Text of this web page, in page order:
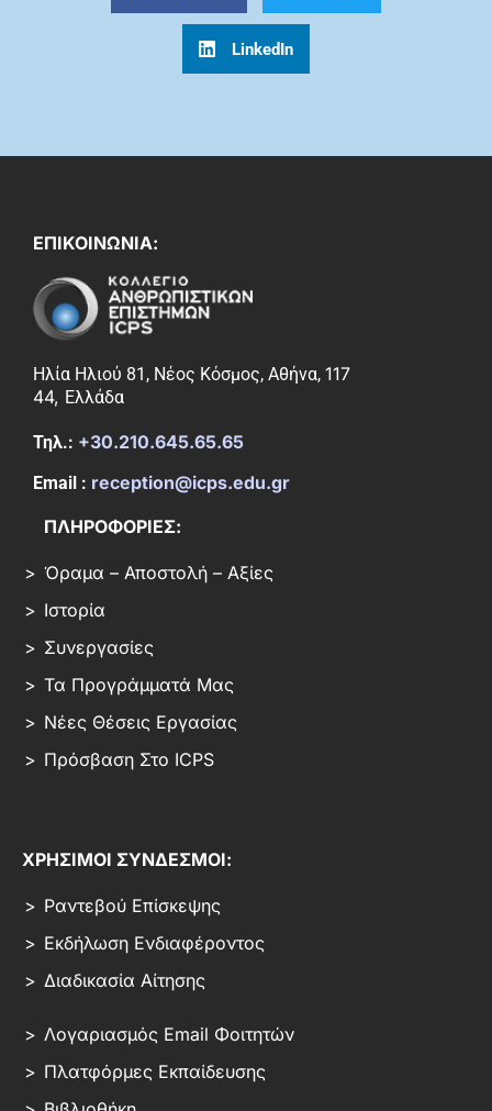
LinkedIn
ΕΠΙΚΟΙΝΩΝΙΑ:
Ηλία Ηλιού 81, Νέος Κόσμος, Αθήνα, 117
44, Ελλάδα
Τηλ.: +30.210.645.65.65
Email : reception@icps.edu.gr
ΠΛΗΡΟΦΟΡΙΕΣ:
Όραμα – Αποστολή – Αξίες
Ιστορία
Συνεργασίες
Τα Προγράμματά Μας
Νέες Θέσεις Εργασίας
Πρόσβαση Στο ICPS
ΧΡΗΣΙΜΟΙ ΣΥΝΔΕΣΜΟΙ:
Ραντεβού Επίσκεψης
Εκδήλωση Ενδιαφέροντος
Διαδικασία Αίτησης
Λογαριασμός Email Φοιτητών
Πλατφόρμες Εκπαίδευσης